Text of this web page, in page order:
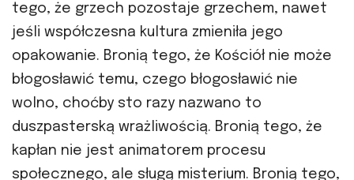
tego, że grzech pozostaje grzechem, nawet
jeśli współczesna kultura zmieniła jego
opakowanie. Bronią tego, że Kościół nie może
błogosławić temu, czego błogosławić nie
wolno, choćby sto razy nazwano to
duszpasterską wrażliwością. Bronią tego, że
kapłan nie jest animatorem procesu
społecznego, ale sługą misterium. Bronią tego,